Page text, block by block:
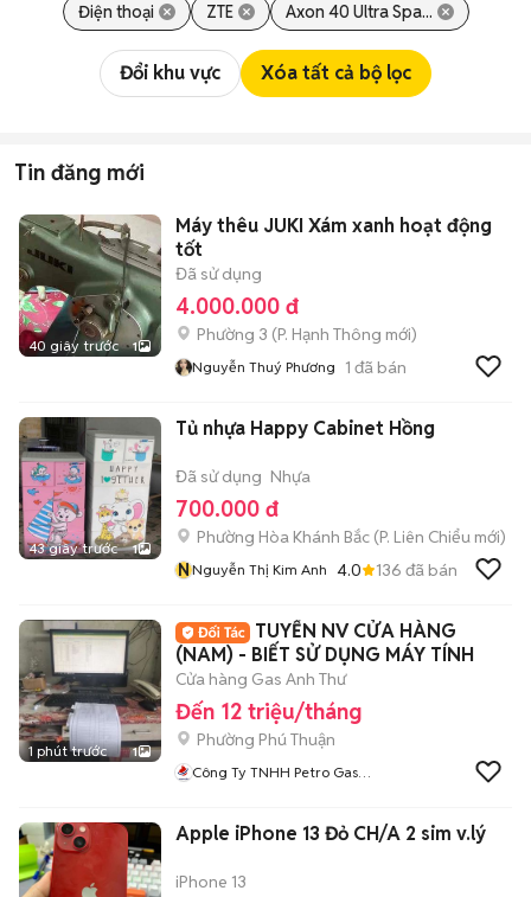
Điện thoại ZTE Axon 40 Ultra Spa...
Đổi khu vực Xóa tất cả bộ lọc
Tin đăng mới
40 giây trước 1
Máy thêu JUKI Xám xanh hoạt động
tốt
Đã sử dụng
4.000.000 đ
Phường 3 (P. Hạnh Thông mới)
Nguyễn Thuý Phương 1 đã bán
43 giây trước 1
Tủ nhựa Happy Cabinet Hồng
Đã sử dụng Nhựa
700.000 đ
Phường Hòa Khánh Bắc (P. Liên Chiểu mới)
NNguyễn Thị Kim Anh 4.0 136 đã bán
1 phút trước 1
TUYỂN NV CỬA HÀNG
(NAM) - BIẾT SỬ DỤNG MÁY TÍNH
Cửa hàng Gas Anh Thư
Đến 12 triệu/tháng
Phường Phú Thuận
Công Ty TNHH Petro Gas
Apple iPhone 13 Đỏ CH/A 2 sim v.lý
iPhone 13